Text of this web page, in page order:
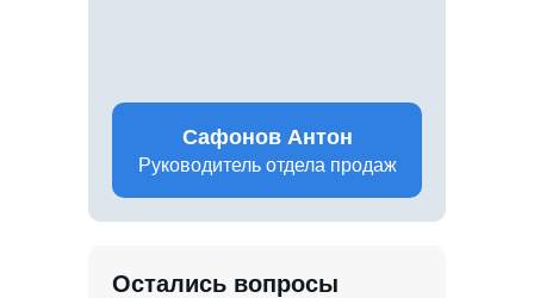
Остались вопросы
Сафонов Антон
Руководитель отдела продаж